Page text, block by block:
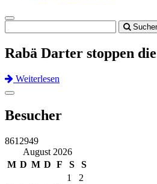
Toggle
navigation
Rabä Darter stoppen
Weiterlesen
Previous
Next
Toggle
Besucher
8612949
August 2026
M D M D F S S
1
2